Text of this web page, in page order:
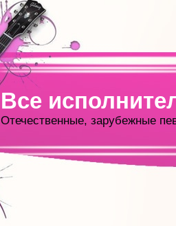
Все
Отечественные, зарубежные